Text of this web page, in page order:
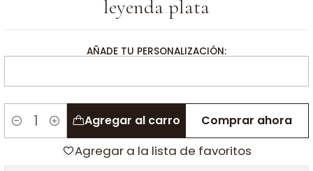
leyenda plata
AÑADE TU PERSONALIZACIÓN:
Cantidad
Agregar al carro Comprar ahora
Agregar a la lista de favoritos